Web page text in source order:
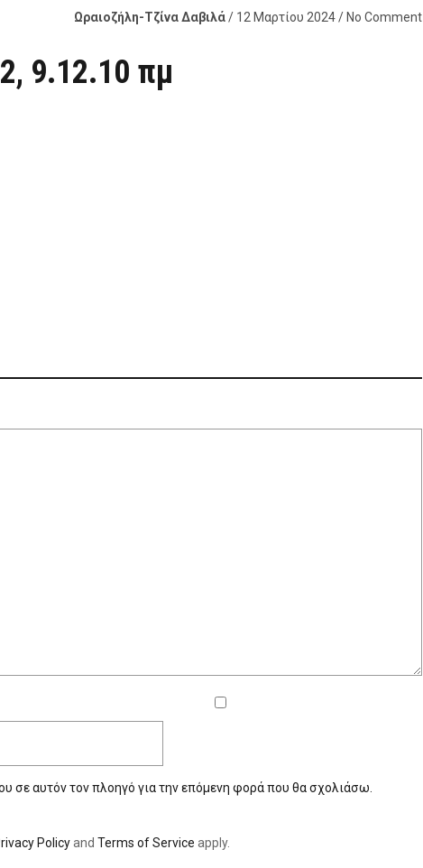
Ωραιοζήλη-Τζίνα Δαβιλά/ 12 Μαρτίου 2024 / No Comment
9.12.10 πμ
σε αυτόν τον πλοηγό για την επόμενη φορά που θα σχολιάσω.
Policyand Terms of Service apply.